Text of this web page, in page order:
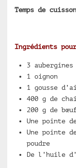
Temps de
Ingrédients
3 aubergines
1 oignon
1 gousse
400 g de
200 g de
Une pointe
Une pointe
poudre
De l’huile